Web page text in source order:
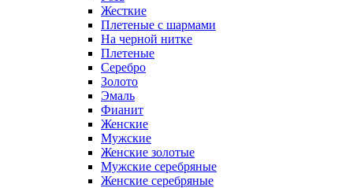
Жесткие
Плетеные с шармами
На черной нитке
Плетеные
Серебро
Золото
Эмаль
Фианит
Женские
Мужские
Женские золотые
Мужские серебряные
Женские серебряные